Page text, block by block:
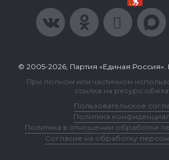
© 2005-2026, Партия «Единая
При полном или частичном
ссылка на ресурс
Пользовательское
Политика
Политика в отношении обработки
Согласие на обработку